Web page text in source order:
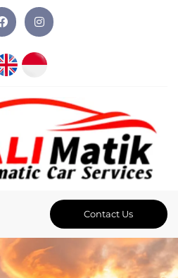
Contact Us